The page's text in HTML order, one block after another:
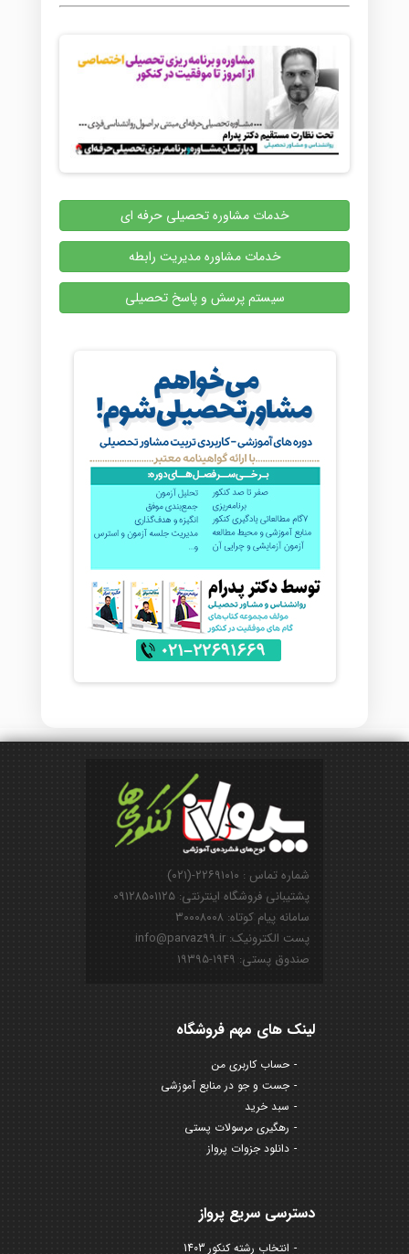
خدمات مشاوره تحصیلی حرفه ای
خدمات مشاوره مدیریت رابطه
سیستم پرسش و پاسخ تحصیلی
شماره تماس : ۲۲۶۹۱۰۱۰-(۰۲۱)
پشتیبانی فروشگاه اینترنتی: ۰۹۱۲۸۵۰۱۱۲۵
سامانه پیام کوتاه: ۳۰۰۰۸۰۰۸
پست الکترونیک: info@parvaz99.ir
صندوق پستی: ۱۹۴۹-۱۹۳۹۵
لینک های مهم فروشگاه
حساب کاربری من
جست و جو در منابع آموزشی
سبد خرید
رهگیری مرسولات پستی
دانلود جزوات پرواز
دسترسی سریع پرواز
انتخاب رشته کنکور 1403